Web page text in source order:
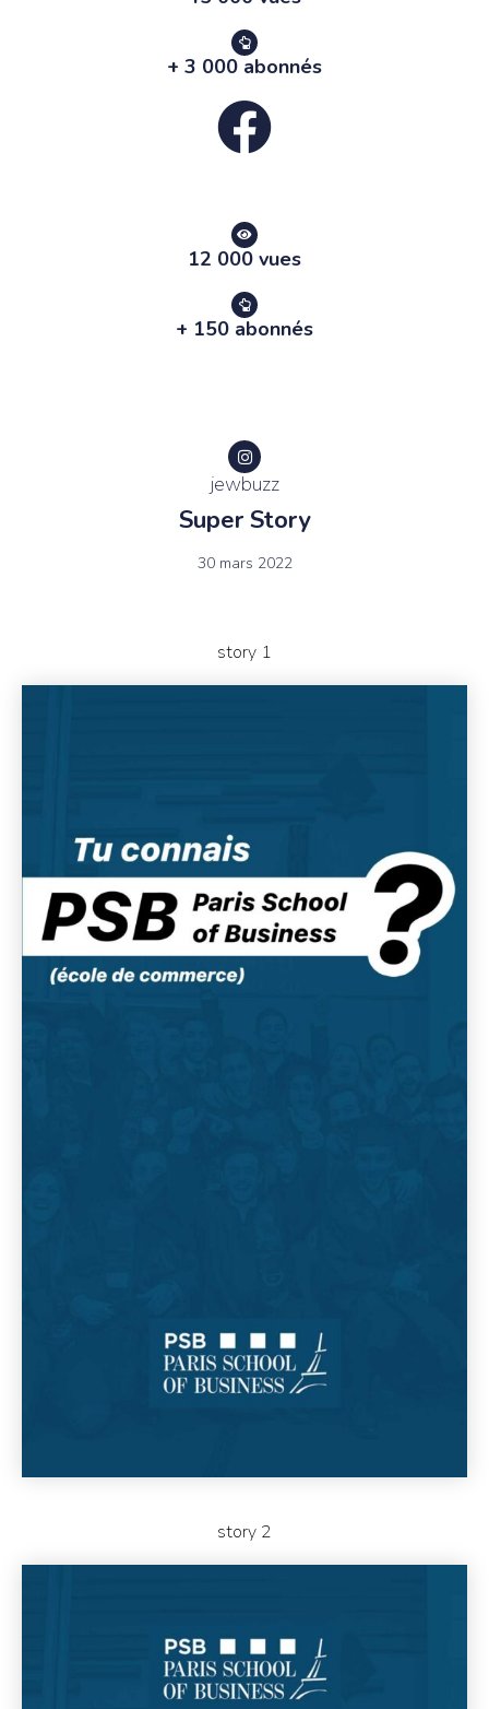
+ 3 000 abonnés
12 000 vues
+ 150 abonnés
jewbuzz
Super Story
30 mars 2022
story 1
story 2